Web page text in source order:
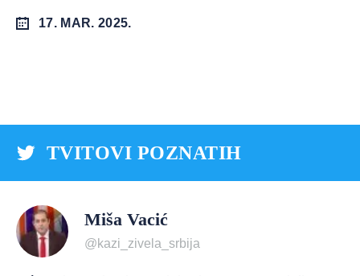
17. MAR. 2025.
TVITOVI POZNATIH
Miša Vacić
@kazi_zivela_srbija